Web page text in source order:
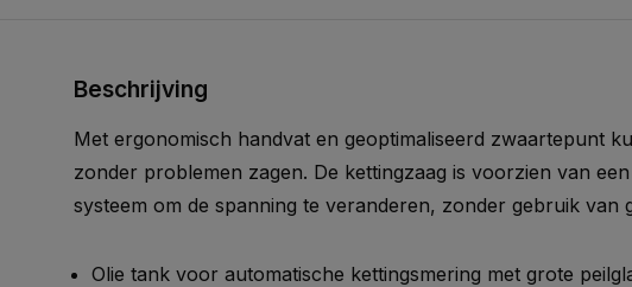
Beschrijving
Met ergonomisch handvat en geoptimaliseerd zwaartepunt
zonder problemen zagen. De kettingzaag is voorzien van
systeem om de spanning te veranderen, zonder gebruik van
Olie tank voor automatische kettingsmering met grote